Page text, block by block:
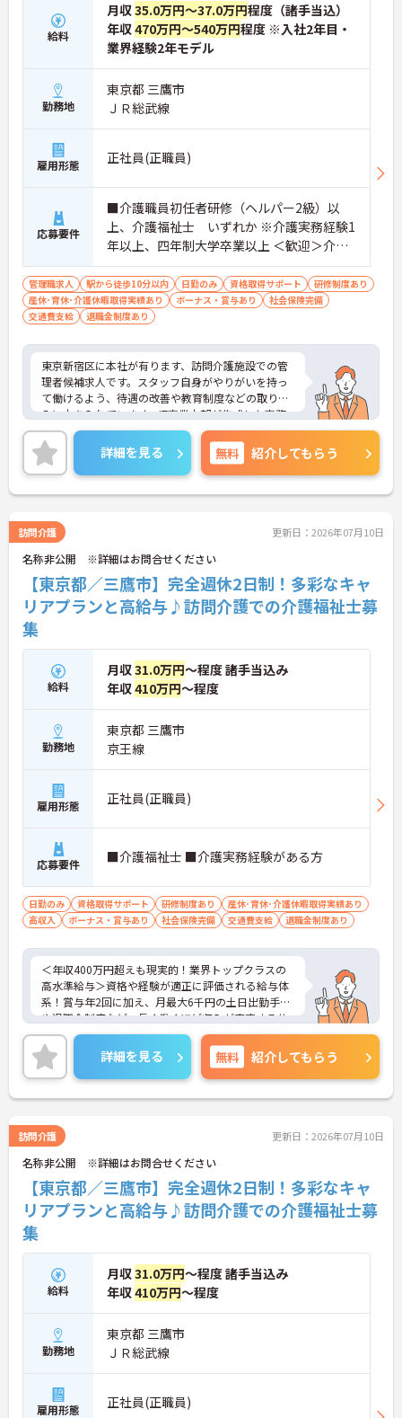
給料
月収35.0万円～37.0万円程度（諸手当込）
年収470万円～540万円程度 ※入社2年目・
業界経験2年モデル
勤務地
東京都 三鷹市
ＪＲ総武線
雇用形態 正社員(正職員)
応募要件
■介護職員初任者研修（ヘルパー2級）以
上、介護福祉士 いずれか ※介護実務経験1
年以上、四年制大学卒業以上 ＜歓迎＞介護
業界以外の業界経験がある方、介護業界以
外でのマネジメント経験がある方
管理職求人 駅から徒歩10分以内 日勤のみ 資格取得サポート
研修制度あり
産休･育休･介護休暇取得実績あり
ボーナス・賞与あり
社会保険完備
交通費支給
退職金制度あり
東京新宿区に本社が有ります、訪問介護施設での管
理者候補求人です。スタッフ自身がやりがいを持っ
て働けるよう、待遇の改善や教育制度などの取り組
みに力を入れています。IT事業本部が作成した事務
処理ソフトを導入しており、事務作業は少なく、そ
の分ご利用者様への対応を重視することもできま
す。入社後の研修はもちろん、介護技術研修、PC研
修、マナー研修、資格取得のための勉強会等ステッ
プに応じて用意されており安心してご就業いただけ
ご興味を持たれた方は面接対策ポイントや求人の詳
細などお話しいたしますのでお気軽にお問い合わせ
下さい。
詳細を見る 無料 紹介してもらう
訪問介護 更新日：2026年07月10日
名称非公開 ※詳細はお問合せください
【東京都／三鷹市】完全週休2日制！多彩なキャ
リアプランと高給与♪訪問介護での介護福祉士募
集
給料
月収31.0万円～程度 諸手当込み
年収410万円～程度
勤務地
東京都 三鷹市
京王線
雇用形態 正社員(正職員)
応募要件 ■介護福祉士 ■介護実務経験がある方
日勤のみ 資格取得サポート 研修制度あり
産休･育休･介護休暇取得実績あり
高収入
ボーナス・賞与あり 社会保険完備 交通費支給 退職金制度あり
＜年収400万円超えも現実的！業界トップクラスの
高水準給与＞資格や経験が適正に評価される給与体
系！賞与年2回に加え、月最大6千円の土日出勤手当
や退職金制度など、長く働くほど収入が安定する仕
組みが整っています
＜スマホ1台で完結！ICT活用で記録業務の負担を大
幅カット＞日々の記録やシフト確認はすべて自社開
発のスマホアプリで行えるため、手書き書類の作成
に追われることはありません。事務作業が効率化♪
環境です。
＜「夜勤なし」で管理者・スペシャリストを目指せ
る明確なキャリアパス＞訪問介護のため夜勤がな
く、完全週休2日制で生活リズムを整えながら働け
ます。現場のプロとして極める道、マネジメント職
へ進む道とキャリアプランも多様化しています。
詳細を見る 無料 紹介してもらう
訪問介護 更新日：2026年07月10日
名称非公開 ※詳細はお問合せください
【東京都／三鷹市】完全週休2日制！多彩なキャ
リアプランと高給与♪訪問介護での介護福祉士募
集
給料
月収31.0万円～程度 諸手当込み
年収410万円～程度
勤務地
東京都 三鷹市
ＪＲ総武線
雇用形態 正社員(正職員)